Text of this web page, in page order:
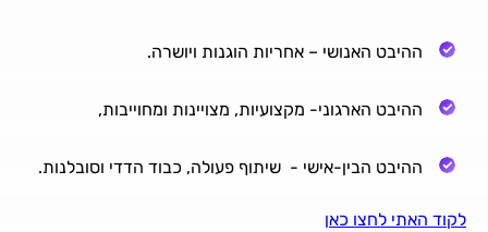
ההיבט האנושי – אחריות הוגנות ויושרה.
ההיבט הארגוני- מקצועיות, מצויינות ומחוייבות,
ההיבט הבין-אישי - שיתוף פעולה, כבוד הדדי וסובלנות.
לקוד האתי לחצו כאן